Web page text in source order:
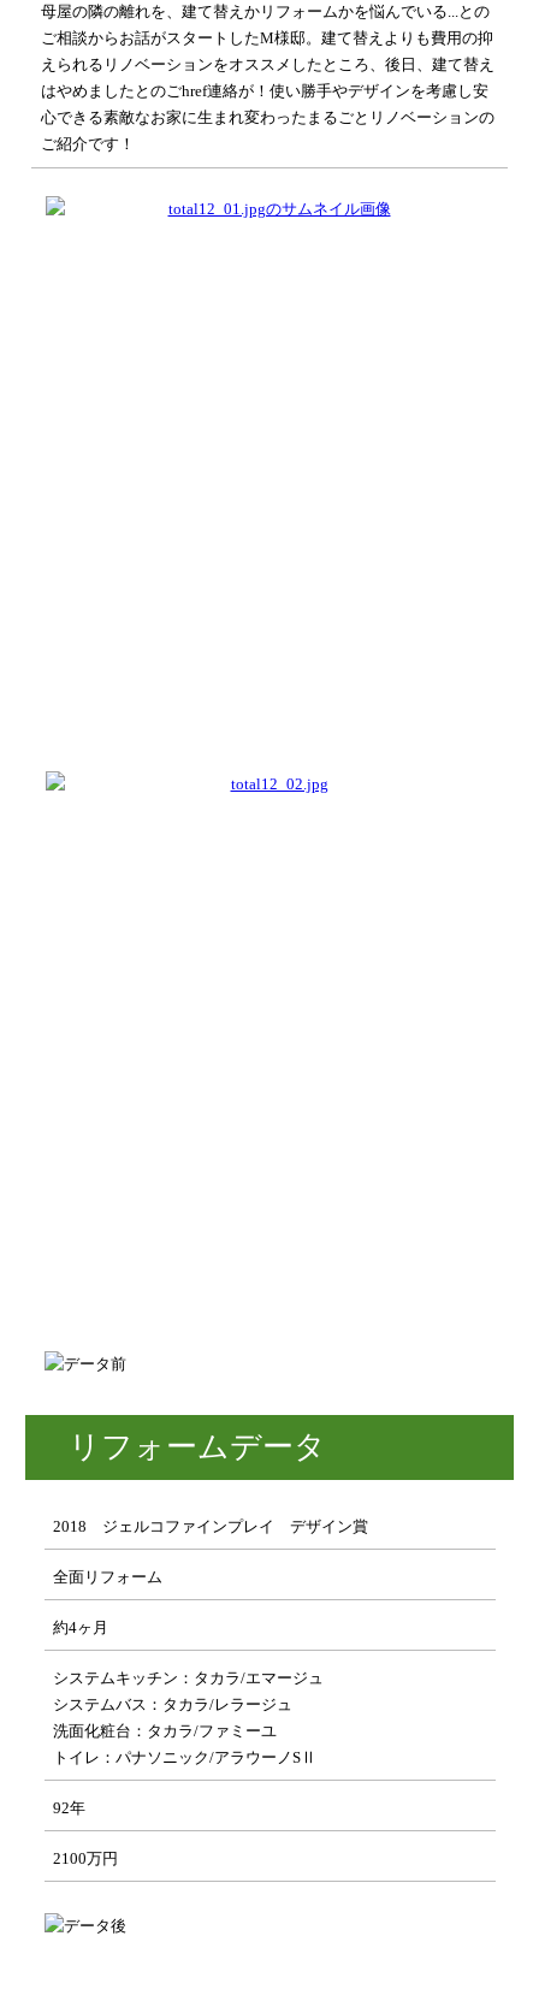
母屋の隣の離れを、建て替えかリフォームかを悩んでいる...との
ご相談からお話がスタートしたM様邸。建て替えよりも費用の抑
えられるリノベーションをオススメしたところ、後日、建て替え
はやめましたとのごhref連絡が！使い勝手やデザインを考慮し安
心できる素敵なお家に生まれ変わったまるごとリノベーションの
ご紹介です！
リフォームデータ
2018 ジェルコファインプレイ デザイン賞
全面リフォーム
約4ヶ月
システムキッチン：タカラ/エマージュ
システムバス：タカラ/レラージュ
洗面化粧台：タカラ/ファミーユ
トイレ：パナソニック/アラウーノSⅡ
92年
2100万円